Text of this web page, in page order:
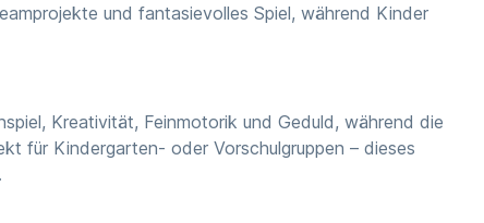
und fantasievolles Spiel, während Kinder
Kreativität, Feinmotorik und Geduld, während die
für Kindergarten- oder Vorschulgruppen – dieses